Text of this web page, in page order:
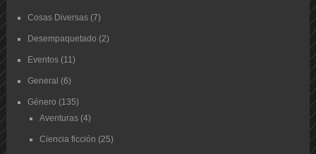
Cosas Diversas(7)
Desempaquetado (2)
Eventos(11)
General (6)
Género (135)
Aventuras(4)
Ciencia ficción (25)